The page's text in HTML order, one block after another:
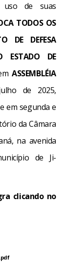
uso de suas
TODOS OS
DE DEFESA
ESTADO DE
ASSEMBLÉIA
de 2025,
em segunda e
da Câmara
na avenida
de Ji-
clicando no